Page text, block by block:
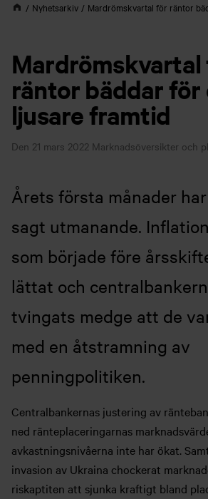
Nyhetsarkiv Mardrömskvartal för räntor
Mardrömskvartal
räntor bäddar för
ljusare framtid
Den 21 mars 2022 Marknadsöversikter och
Årets första månader
sagt utmanande.
som började före
lättat och
tvingats medge att de
med en åtstramning av
penningpolitiken.
Centralbankernas justering av
ned ränteplaceringarnas
avkastningsnivåerna inte har ökat.
invasion av Ukraina chockerat
riskaptiten att sjunka kraftigt bland